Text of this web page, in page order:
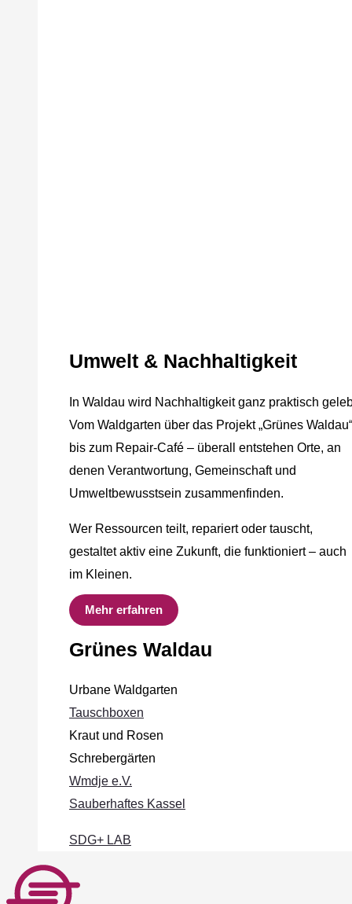
Umwelt & Nachhaltigkeit
In Waldau wird Nachhaltigkeit ganz praktisch
Vom Waldgarten über das Projekt „Grünes Waldau“
bis zum Repair-Café – überall entstehen Orte, an
denen Verantwortung, Gemeinschaft und
Umweltbewusstsein zusammenfinden.
Wer Ressourcen teilt, repariert oder tauscht,
gestaltet aktiv eine Zukunft, die funktioniert – auch
im Kleinen.
Mehr erfahren
Grünes Waldau
Urbane Waldgarten
Tauschboxen
Kraut und Rosen
Schrebergärten
Wmdje e.V.
Sauberhaftes Kassel
SDG+ LAB